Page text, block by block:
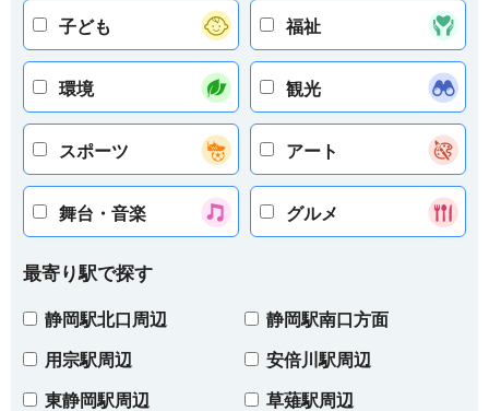
子ども 福祉
環境 観光
スポーツ アート
舞台・音楽 グルメ
最寄り駅で探す
静岡駅北口周辺 静岡駅南口方面
用宗駅周辺 安倍川駅周辺
東静岡駅周辺 草薙駅周辺